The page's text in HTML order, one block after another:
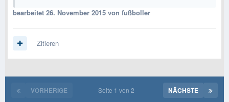
bearbeitet 26. November 2015 von fußboller
Zitieren
VORHERIGE NÄCHSTE
Seite 1 von 2